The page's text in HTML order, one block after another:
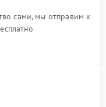
сами, мы отправим к